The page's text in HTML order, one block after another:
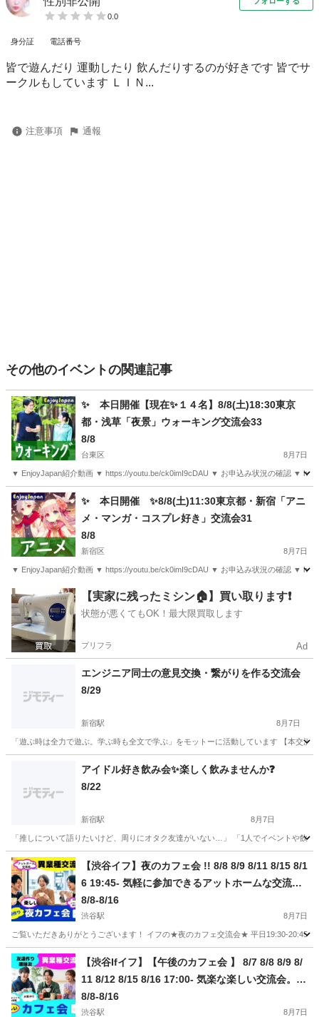
0.0
身分証 電話番号
皆で遊んだり 運動したり 飲んだりするのが好きです 皆でサ
ークルもしています ＬＩＮ...
注意事項 通報
その他のイベントの関連記事
✨ 本日開催【現在✨１４名】8/8(土)18:30東京
都・浅草「夜景」ウォーキング交流会33
8/8
台東区 8月7日
▼ EnjoyJapan紹介動画 ▼ https://youtu.be/ck0imI9cDAU ▼ お申込み状況の確認 ▼
東京 台東区 その他 コチラ
✨ 本日開催 ✨8/8(土)11:30東京都・新宿「アニ
メ・マンガ・コスプレ好き」交流会31
8/8
新宿区 8月7日
▼ EnjoyJapan紹介動画 ▼ https://youtu.be/ck0imI9cDAU ▼ お申込み状況の確認 ▼
新宿区 その他 会場
【実家に残ったミシン🏠】買い取ります❗️
状態が悪くてもOK！最大限買取します
プリフラ Ad
エンジニア同士の意見交換・繋がりを作る交流会
8/29
新宿駅 8月7日
「遊ぶ時は全力で遊ぶ。学ぶ時も全文で学ぶ」をモットーに活動しています 【本交
新宿駅 その他 繋がり
アイドル好き飲み会✨楽しく飲みませんか❓
8/22
新宿駅 8月7日
「推しについて語りたいけど、周りにオタク友達がいない…」 「1人でイベントや
東京 新宿区 新宿駅 その他
【渋谷イフ】夜のカフェ会 !! 8/8 8/9 8/11 8/15 8/1
6 19:45- 気軽に参加できるアットホームな交流
会！着席で楽しくトーク!! 一人参加ほとんど
8/8-8/16
渋谷駅 8月7日
ご覧いただきありがとうございます！ イフの★夜のカフェ交流会★ 平日19:30-20:45
東京 渋谷区 渋谷駅 その他 会場
【渋谷Ifイフ】【午後のカフェ会 】 8/7 8/8 8/9 8/
11 8/12 8/15 8/16 17:00- 気楽な楽しい交流会。
人との繋がりで楽しい未来へ
8/8-8/16
渋谷駅 8月7日